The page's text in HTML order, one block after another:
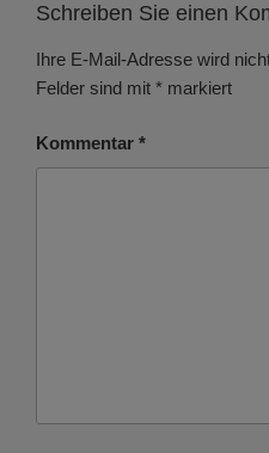
Schreiben Sie einen
Ihre E-Mail-Adresse wird
Felder sind mit * markiert
Kommentar *